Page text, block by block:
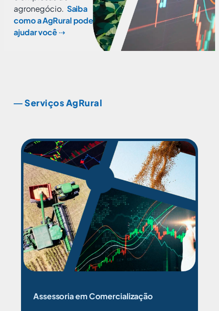
agronegócio. Saiba
como a AgRural pode
ajudar você⇢
― Serviços AgRural
Assessoria em Comercialização